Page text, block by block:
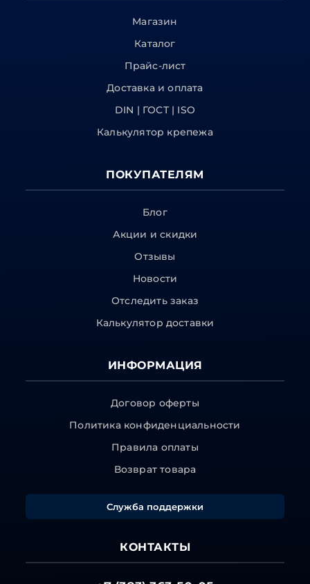
Магазин
Каталог
Прайс-лист
Доставка и оплата
DIN | ГОСТ | ISO
Калькулятор крепежа
ПОКУПАТЕЛЯМ
Блог
Акции и скидки
Отзывы
Новости
Отследить заказ
Калькулятор доставки
ИНФОРМАЦИЯ
Договор оферты
Политика конфиденциальности
Правила оплаты
Возврат товара
Служба поддержки
КОНТАКТЫ